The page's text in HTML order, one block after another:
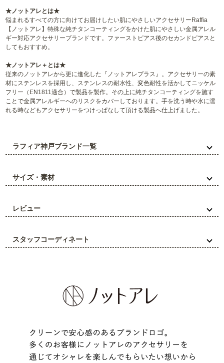
★ノットアレとは★
悩まれるすべての方に向けてお届けしたい肌にやさしいアクセサリーRaffia
【ノットアレ】特殊な純チタンコーティングをかけた肌にやさしい金属アレル
ギー対応アクセサリーブランドです。ファーストピアス後のセカンドピアスと
してもおすすめ。
★ノットアレ＋とは★
従来のノットアレから更に進化した『ノットアレプラス』。アクセサリーの素
材にステンレスを採用し、ステンレスの耐水性、変色耐性を活かしてニッケル
フリー（EN1811適合）で製品を製作。その上に純チタンコーティングを施す
ことで金属アレルギーへのリスクをカバーしております。手を洗う時や水に濡
れる時などもアクセサリーをつけっぱなして頂ける製品へ仕上げました。
ラフィア神戸ブランド一覧
サイズ・素材
レビュー
スタッフコーディネート